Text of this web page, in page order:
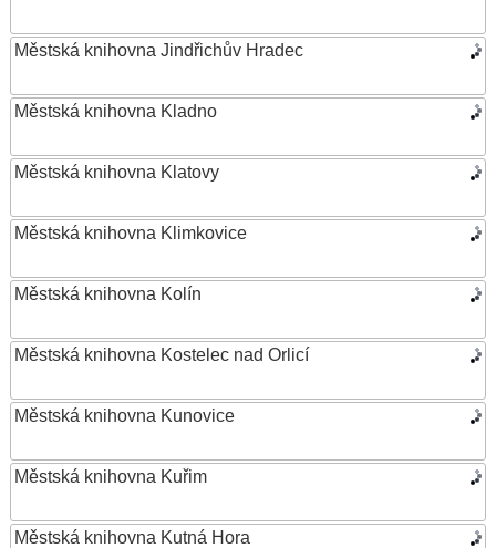
Městská knihovna Jindřichův Hradec
Městská knihovna Kladno
Městská knihovna Klatovy
Městská knihovna Klimkovice
Městská knihovna Kolín
Městská knihovna Kostelec nad Orlicí
Městská knihovna Kunovice
Městská knihovna Kuřim
Městská knihovna Kutná Hora